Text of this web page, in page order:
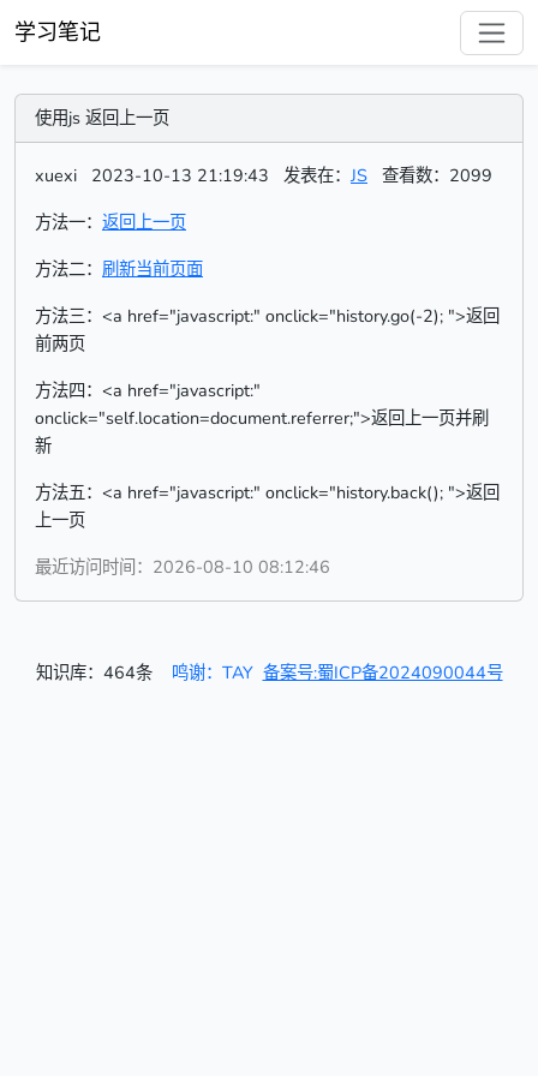
学习笔记
使用js 返回上一页
xuexi 2023-10-13 21:19:43 发表在： JS 查看数：2099
方法一： 返回上一页
方法二： 刷新当前页面
方法三：<a href="javascript:" οnclick="history.go(-2); ">返回
前两页
方法四：<a href="javascript:"
οnclick="self.location=document.referrer;">返回上一页并刷
新
方法五：<a href="javascript:" οnclick="history.back(); ">返回
上一页
最近访问时间：2026-08-10 08:12:46
知识库：464条 鸣谢：TAY 备案号:蜀ICP备2024090044号